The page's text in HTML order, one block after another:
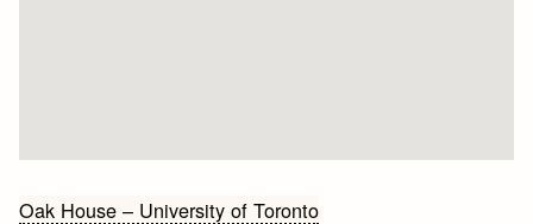
Bericht
Oak House – University of Toronto